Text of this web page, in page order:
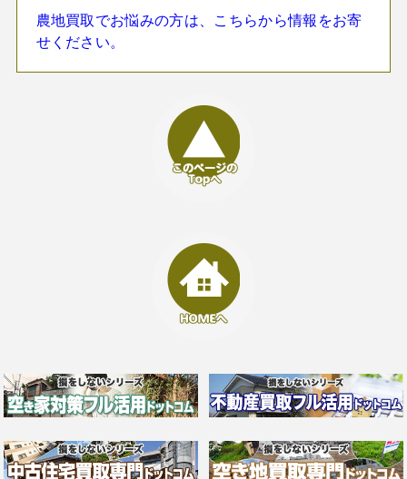
農地買取でお悩みの方は、こちらから情報をお寄
せください。